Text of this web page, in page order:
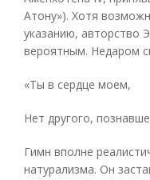
Атону»). Хотя
указанию, авторство
вероятным. Недаром
«Ты в сердце моем,
Нет другого,
Гимн вполне
натурализма. Он